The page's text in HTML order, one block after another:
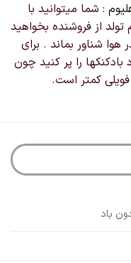
: شما میتوانید با
از فروشنده بخواهید
هوا شناور بماند . برای
را پر کنید چون
کمتر است.
باد